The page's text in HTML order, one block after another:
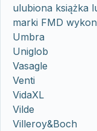
ulubiona książka
marki FMD
Umbra
Uniglob
Vasagle
Venti
VidaXL
Vilde
Villeroy&Boch